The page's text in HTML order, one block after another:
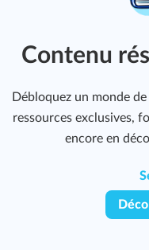
Contenu
Débloquez un monde
ressources exclusives,
encore en